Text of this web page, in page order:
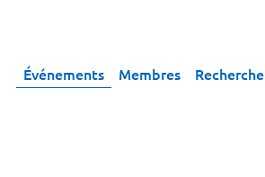
Événements Membres Recherche